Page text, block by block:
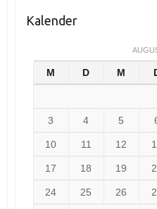
Kalender
M D M
3 4 5
10 11 12
17 18 19
24 25 26